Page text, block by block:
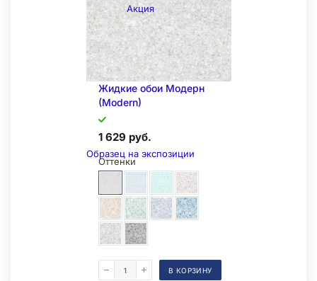
Акция
Образец на экспозиции
Жидкие обои Модерн
(Modern)
1 629 руб.
Оттенки
В КОРЗИНУ